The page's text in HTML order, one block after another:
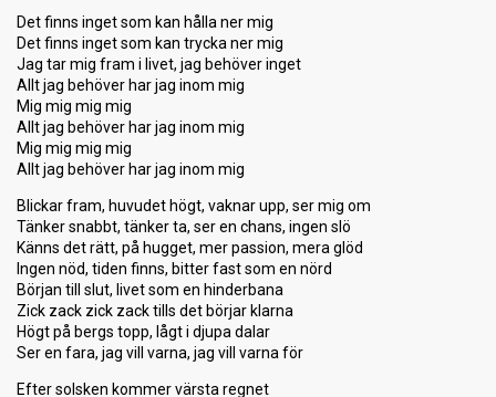
Det finns inget som kan hålla ner mig
Det finns inget som kan trycka ner mig
Jag tar mig fram i livet, jag behöver inget
Allt jag behöver har jag inom mig
Mig mig mig mig
Allt jag behöver har jag inom mig
Mig mig mig mig
Allt jag behöver har jag inom mig
Blickar fram, huvudet högt, vaknar upp, ser mig om
Tänker snabbt, tänker ta, ser en chans, ingen slö
Känns det rätt, på hugget, mer passion, mera glöd
Ingen nöd, tiden finns, bitter fast som en nörd
Början till slut, livet som en hinderbana
Zick zack zick zack tills det börjar klarna
Högt på bergs topp, lågt i djupa dalar
Ser en fara, jag vill varna, jag vill varna för
Efter solsken kommer värsta regnet